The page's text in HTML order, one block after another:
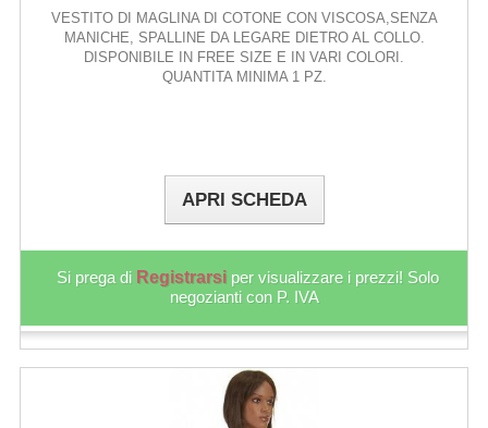
VESTITO DI MAGLINA DI COTONE CON VISCOSA,SENZA
MANICHE, SPALLINE DA LEGARE DIETRO AL COLLO.
DISPONIBILE IN FREE SIZE E IN VARI COLORI.
QUANTITA MINIMA 1 PZ.
APRI SCHEDA
Si prega di Registrarsi per visualizzare i prezzi! Solo
negozianti con P. IVA